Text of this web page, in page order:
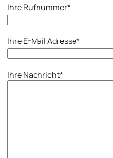
Ihre Rufnummer*
Ihre E-Mail Adresse*
Ihre Nachricht*